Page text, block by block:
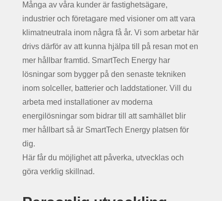
Många av våra kunder är fastighetsägare,
industrier och företagare med visioner om att vara
klimatneutrala inom några få år. Vi som arbetar här
drivs därför av att kunna hjälpa till på resan mot en
mer hållbar framtid. SmartTech Energy har
lösningar som bygger på den senaste tekniken
inom solceller, batterier och laddstationer. Vill du
arbeta med installationer av moderna
energilösningar som bidrar till att samhället blir
mer hållbart så är SmartTech Energy platsen för
dig.
Här får du möjlighet att påverka, utvecklas och
göra verklig skillnad.